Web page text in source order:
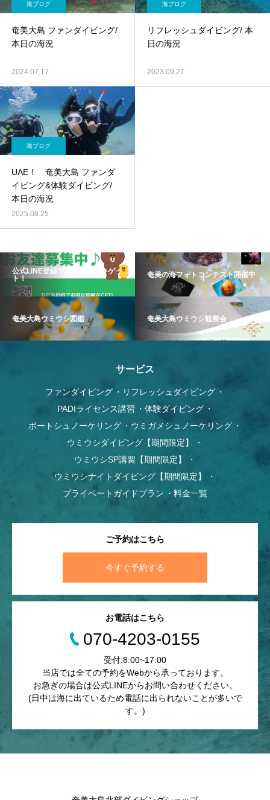
海ブログ
奄美大島 ファンダイビング/
本日の海況
2024.07.17
海ブログ
リフレッシュダイビング/ 本
日の海況
2023.09.27
海ブログ
UAE！ 奄美大島 ファンダ
イビング&体験ダイビング/
本日の海況
2025.08.25
公式LINE登録でお得な情報をゲッ
ト！
奄美の海フォトコンテスト開催中
奄美大島ウミウシ図鑑 奄美大島ウミウシ観察会
サービス
ファンダイビング
リフレッシュダイビング
PADIライセンス講習
体験ダイビング
ボートシュノーケリング
ウミガメシュノーケリング
ウミウシダイビング【期間限定】
ウミウシSP講習【期間限定】
ウミウシナイトダイビング【期間限定】
プライベートガイドプラン
料金一覧
ご予約はこちら
今すぐ予約する
お電話はこちら
070-4203-0155
受付:8:00~17:00
当店では全ての予約をWebから承っております。
お急ぎの場合は公式LINEからお問い合わせください。
(日中は海に出ているため電話に出られないことが多いで
す。)